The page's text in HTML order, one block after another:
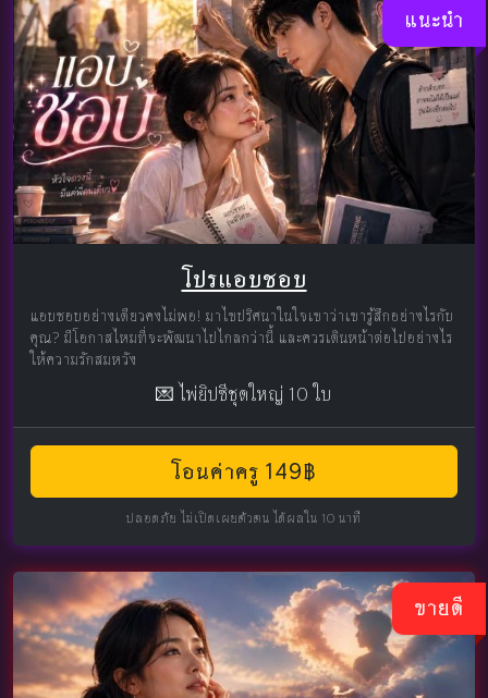
แนะนำ
โปรแอบชอบ
แอบชอบอย่างเดียวคงไม่พอ! มาไขปริศนาในใจเขาว่าเขารู้สึกอย่างไรกับ
คุณ? มีโอกาสไหมที่จะพัฒนาไปไกลกว่านี้ และควรเดินหน้าต่อไปอย่างไร
ให้ความรักสมหวัง
💌 ไพ่ยิปซีชุดใหญ่ 10 ใบ
โอนค่าครู 149฿
ปลอดภัย ไม่เปิดเผยตัวตน ได้ผลใน 10 นาที
ขายดี